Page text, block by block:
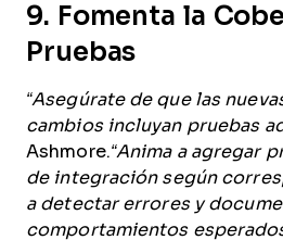
9. Fomenta la
Pruebas
“Asegúrate de que las
cambios incluyan pruebas
Ashmore.“Anima a agregar
de integración según
a detectar errores y
comportamientos